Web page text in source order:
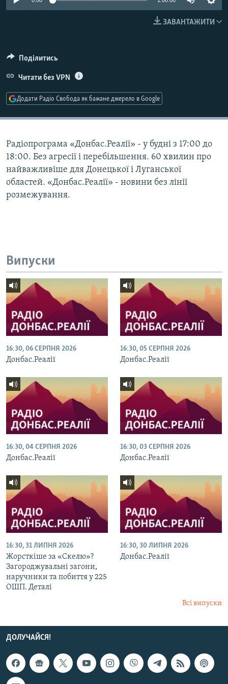
МУЛЬТИМЕДІА
ПОДКАСТИ
КРИМ РЕАЛІЇ
РУС
КТАТ
ДОЛУЧАЙСЯ!
ЗАВАНТАЖИТИ
Поділитись
Читати без VPN
Додати Радіо Свобода як бажане джерело в Google
Радіопрограма «Донбас.Реалії» - у будні з 17:00 до
18:00. Без агресії і перебільшення. 60 хвилин про
найважливіше для Донецької і Луганської
областей. «Донбас.Реалії» - новини без лінії
розмежування.
Випуски
16:30, 06 СЕРПНЯ 2026
Донбас.Реалії
16:30, 05 СЕРПНЯ 2026
Донбас.Реалії
16:30, 04 СЕРПНЯ 2026
Донбас.Реалії
16:30, 03 СЕРПНЯ 2026
Донбас.Реалії
16:30, 31 ЛИПНЯ 2026
Жорсткіше за «Скелю»?
Загороджувальні загони,
наручники та побиття у 225
ОШП. Деталі
16:30, 30 ЛИПНЯ 2026
Донбас.Реалії
Всі випуски
ДОЛУЧАЙСЯ!